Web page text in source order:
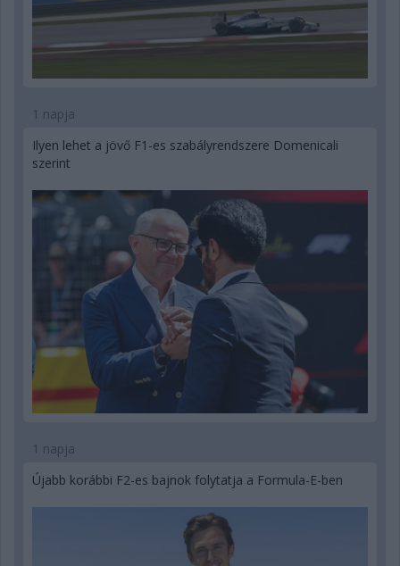
1 napja
Ilyen lehet a jövő F1-es szabályrendszere Domenicali
szerint
1 napja
Újabb korábbi F2-es bajnok folytatja a Formula-E-ben